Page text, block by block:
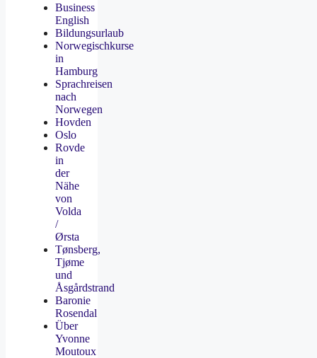
Business
English
Bildungsurlaub
Norwegischkurse
in
Hamburg
Sprachreisen
nach
Norwegen
Hovden
Oslo
Rovde
in
der
Nähe
von
Volda
/
Ørsta
Tønsberg,
Tjøme
und
Åsgårdstrand
Baronie
Rosendal
Über
Yvonne
Moutoux